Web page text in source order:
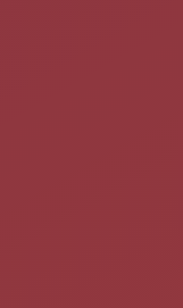
arborescence de
En l’occurrence les
trouvés dans le
») dans le dossier
fichiers de référence pour
différents de l’usage du
son article (en anglais)